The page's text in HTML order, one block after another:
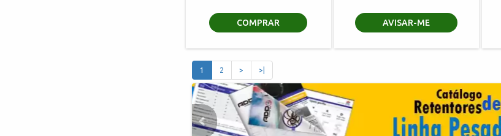
COMPRAR AVISAR-ME
1 2 > >|